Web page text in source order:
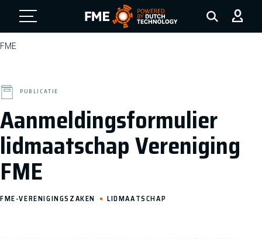
FME Logo, to the homepage
FME
Aanmeldingsformulier
lidmaatschap Vereniging
FME
PUBLICATIE
FME-VERENIGINGSZAKEN LIDMAATSCHAP